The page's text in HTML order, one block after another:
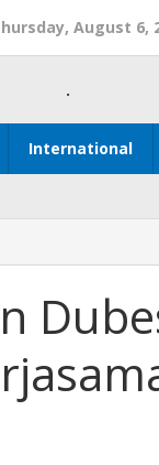
August 6,
.
International